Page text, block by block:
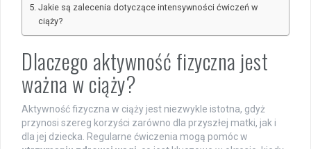
Jakie są zalecenia dotyczące intensywności ćwiczeń w
ciąży?
Dlaczego aktywność fizyczna jest
ważna w ciąży?
Aktywność fizyczna w ciąży jest niezwykle istotna, gdyż
przynosi szereg korzyści zarówno dla przyszłej matki, jak i
dla jej dziecka. Regularne ćwiczenia mogą pomóc w